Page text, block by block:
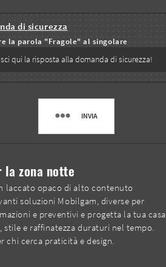
di sicurezza
la parola "Fragole" al singolare
INVIA
zona notte
laccato opaco di alto contenuto
soluzioni Mobilgam, diverse per
e preventivi e progetta la tua casa
stile e raffinatezza duraturi nel tempo.
chi cerca praticità e design.